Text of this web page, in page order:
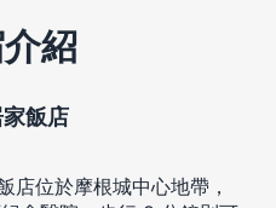
紹
飯店
店位於摩根城中心地帶，